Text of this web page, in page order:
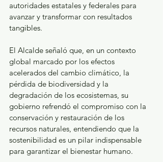
autoridades estatales y federales para
avanzar y transformar con resultados
tangibles.
El Alcalde señaló que, en un contexto
global marcado por los efectos
acelerados del cambio climático, la
pérdida de biodiversidad y la
degradación de los ecosistemas, su
gobierno refrendó el compromiso con la
conservación y restauración de los
recursos naturales, entendiendo que la
sostenibilidad es un pilar indispensable
para garantizar el bienestar humano.